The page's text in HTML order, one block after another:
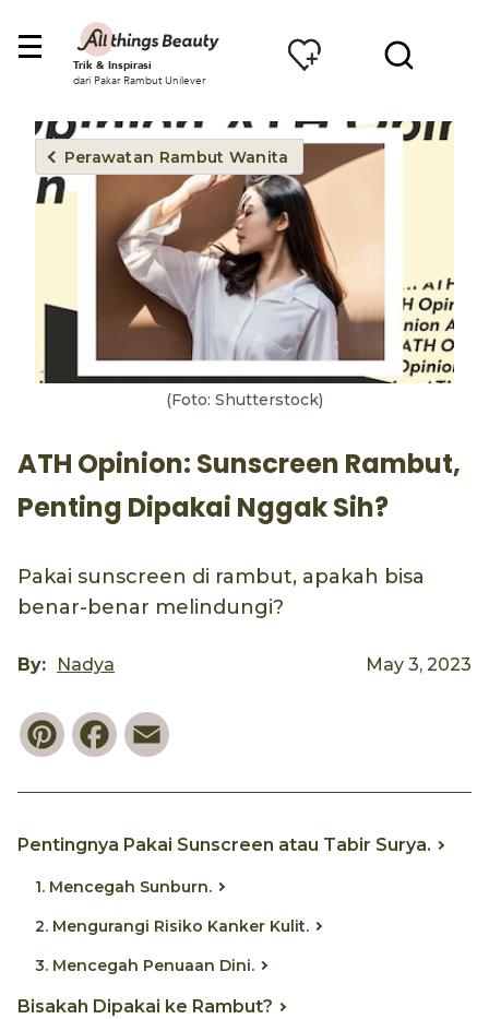
Trik & Inspirasi
dari Pakar Rambut Unilever
Perawatan Rambut Wanita
(Foto: Shutterstock)
ATH Opinion: Sunscreen Rambut,
Penting Dipakai Nggak Sih?
Pakai sunscreen di rambut, apakah bisa
benar-benar melindungi?
By: Nadya May 3, 2023
PinterestFacebook
Pentingnya Pakai Sunscreen atau Tabir Surya.
1. Mencegah Sunburn.
2. Mengurangi Risiko Kanker Kulit.
3. Mencegah Penuaan Dini.
Bisakah Dipakai ke Rambut?